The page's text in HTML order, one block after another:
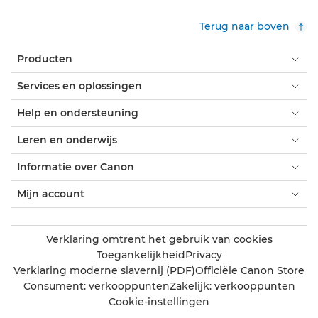
Terug naar boven
Producten
Services en oplossingen
Help en ondersteuning
Leren en onderwijs
Informatie over Canon
Mijn account
Verklaring omtrent het gebruik van cookies
ToegankelijkheidPrivacy
Verklaring moderne slavernij (PDF)Officiële Canon Store
Consument: verkooppuntenZakelijk: verkooppunten
Cookie-instellingen